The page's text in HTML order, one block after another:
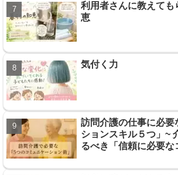
利用者さんに教えても
恵
気付く力
訪問介護の仕事に必要
ションスキル５つ」~
るべき「信頼に必要な